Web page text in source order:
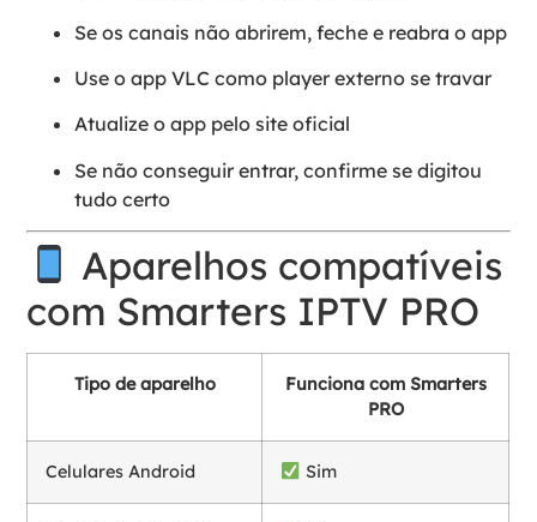
Se os canais não abrirem, feche e reabra o app
Use o app VLC como player externo se travar
Atualize o app pelo site oficial
Se não conseguir entrar, confirme se digitou
tudo certo
Aparelhos compatíveis
com Smarters IPTV PRO
Tipo de aparelho
Funciona com Smarters
PRO
Celulares Android Sim